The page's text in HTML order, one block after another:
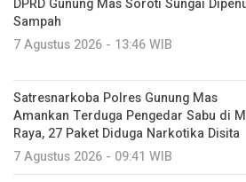
DPRD Gunung Mas Soroti Sungai
Sampah
7 Agustus 2026 - 13:46 WIB
Satresnarkoba Polres Gunung Mas
Amankan Terduga Pengedar Sabu di
Raya, 27 Paket Diduga Narkotika Disita
7 Agustus 2026 - 09:41 WIB